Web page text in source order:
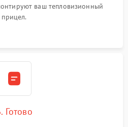
ваш тепловизионный
прицел.
Готово